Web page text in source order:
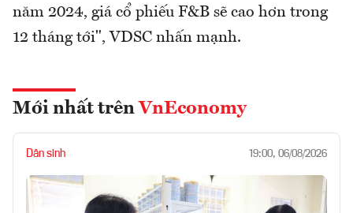
năm 2024, giá cổ phiếu F&B sẽ cao hơn trong
12 tháng tới", VDSC nhấn mạnh.
Mới nhất trên VnEconomy
Dân sinh 19:00, 06/08/2026